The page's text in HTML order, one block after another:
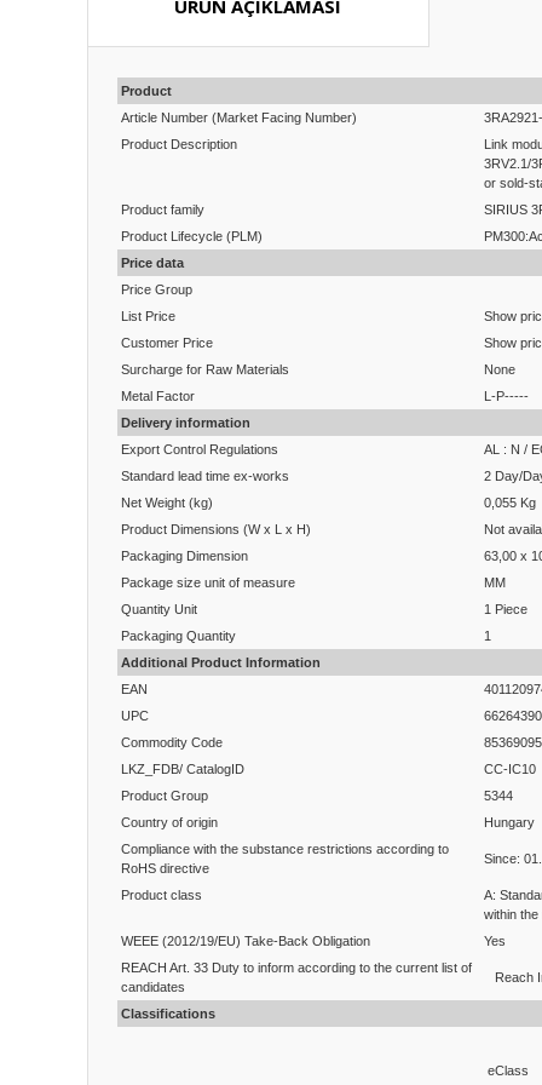
ÜRÜN AÇIKLAMASI
Product
Article Number (Market Facing Number)
Product Description
Link
3RV2.1/
or sold-
Product family
SIRIUS
Product Lifecycle (PLM)
Price data
Price Group
List Price
Show
Customer Price
Show
Surcharge for Raw Materials
None
Metal Factor
L-P-----
Delivery information
Export Control Regulations
AL : N /
Standard lead time ex-works
2 Day/
Net Weight (kg)
0,055 Kg
Product Dimensions (W x L x H)
Not
Packaging Dimension
63,00 x
Package size unit of measure
MM
Quantity Unit
1 Piece
Packaging Quantity
1
Additional Product Information
EAN
UPC
Commodity Code
85369095
LKZ_FDB/ CatalogID
CC-IC10
Product Group
5344
Country of origin
Hungary
Compliance with the substance restrictions according to
RoHS directive
Since:
Product class
A:
within the
WEEE (2012/19/EU) Take-Back Obligation
Yes
REACH Art. 33 Duty to inform according to the current list of
candidates
Reach
Classifications
eClass